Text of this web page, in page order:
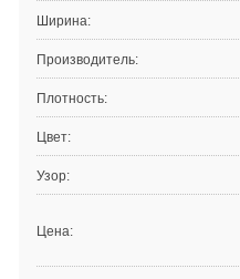
Ширина:
Производитель:
Плотность:
Цвет:
Узор:
Цена: